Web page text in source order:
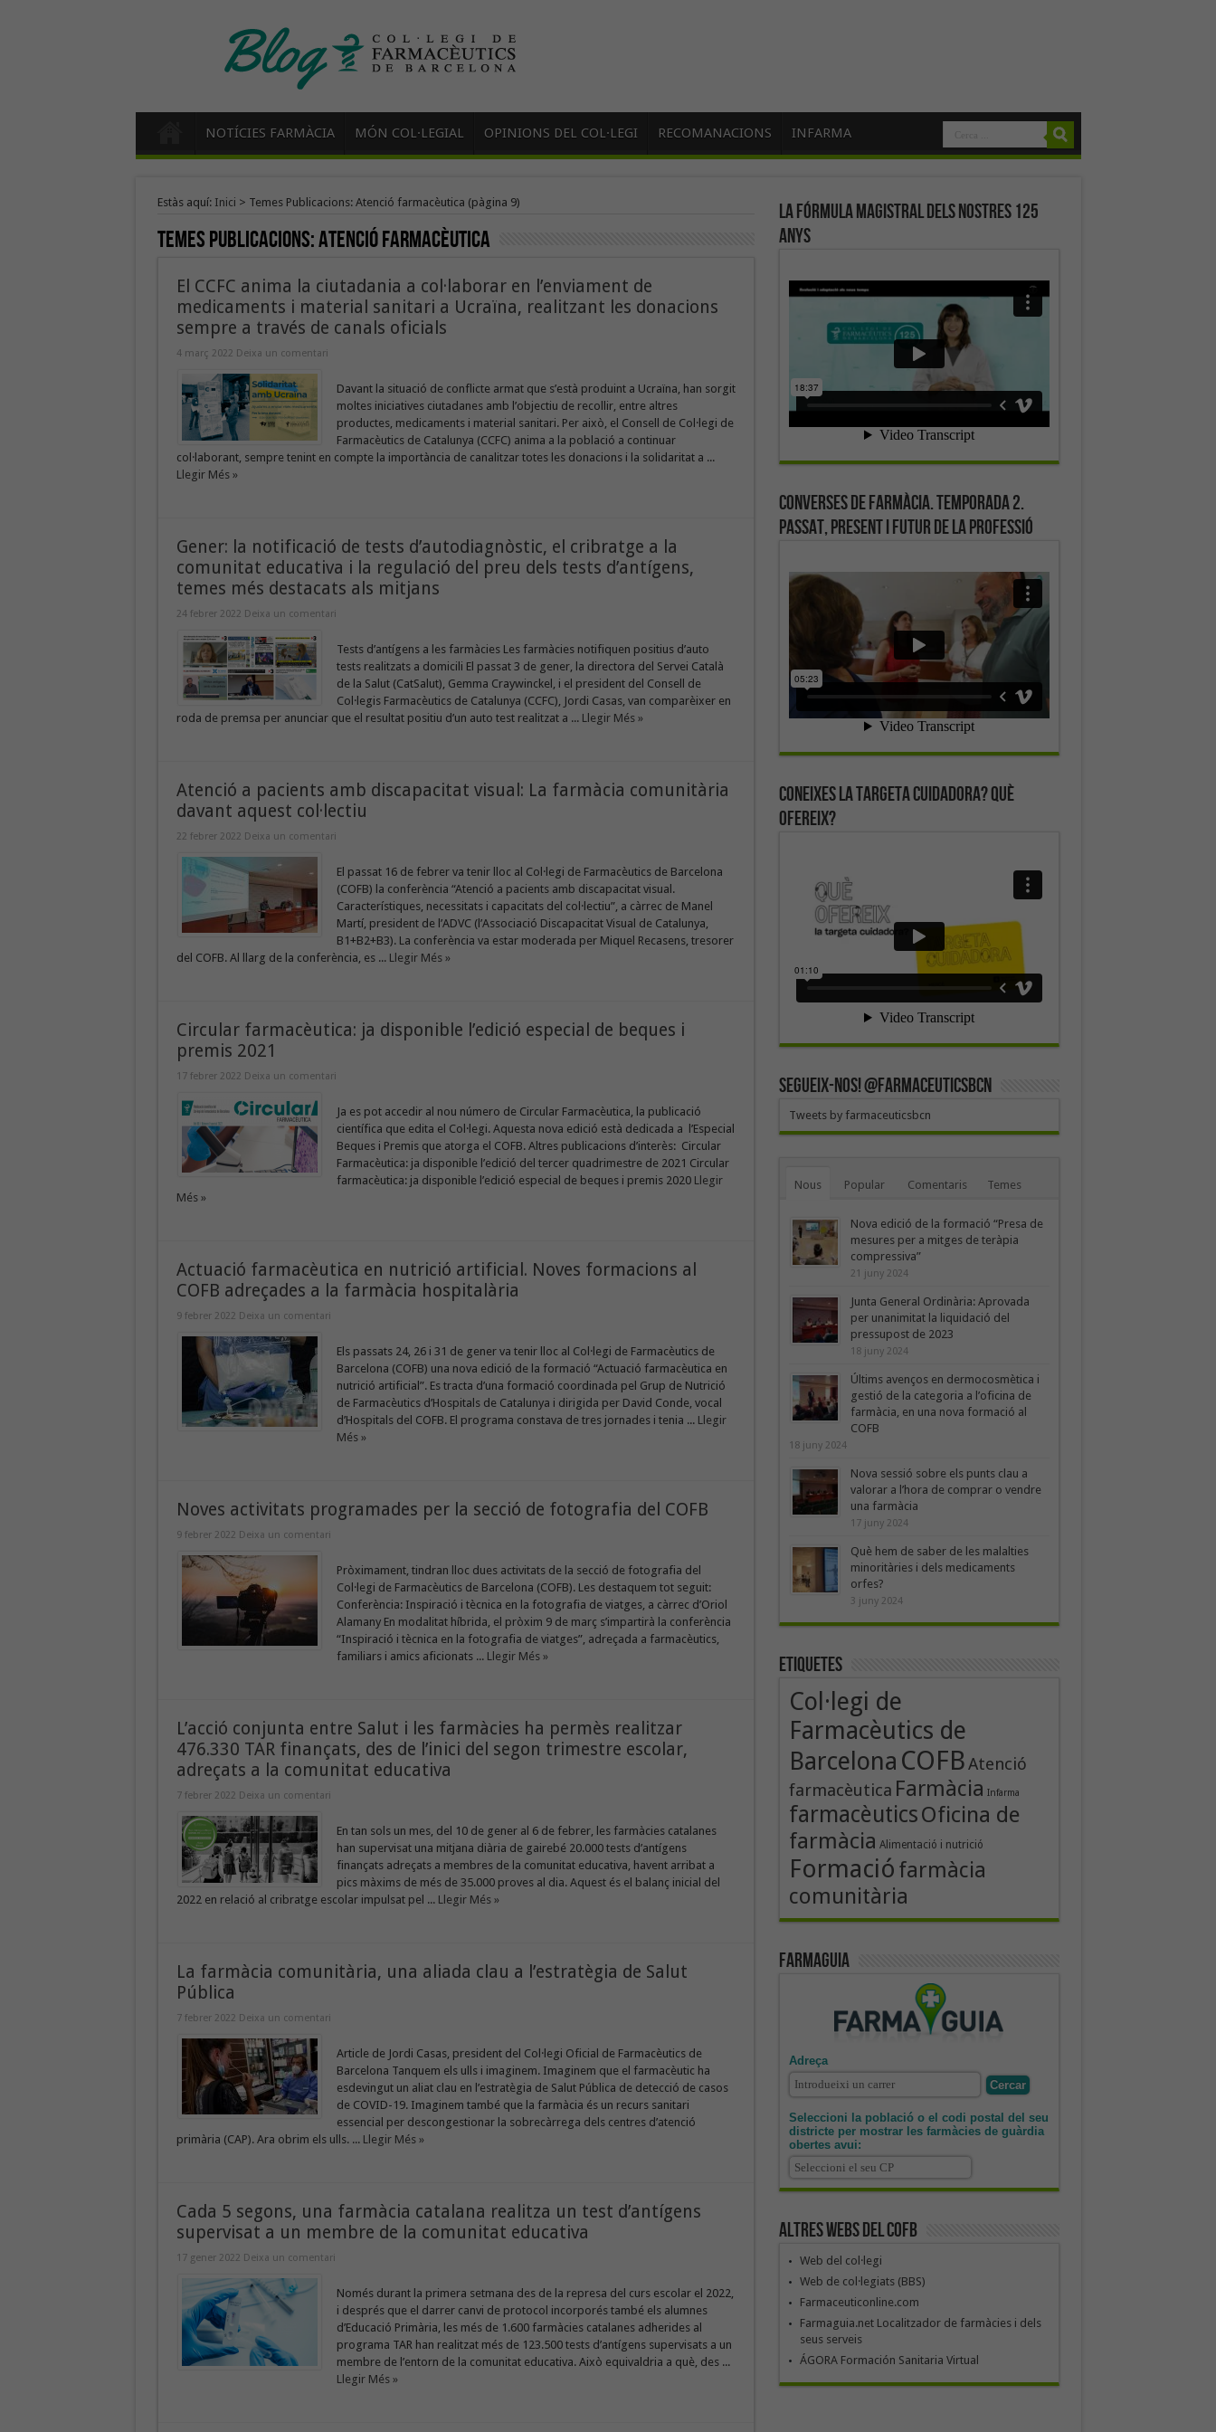
NOTÍCIES FARMÀCIA MÓN COL·LEGIAL OPINIONS DEL COL·LEGI RECOMANACIONS INFARMA
Estàs aquí: Inici > Temes Publicacions: Atenció farmacèutica (pàgina 9)
Temes Publicacions:Atenció farmacèutica
El CCFC anima la ciutadania a col·laborar en l’enviament de
medicaments i material sanitari a Ucraïna, realitzant les donacions
sempre a través de canals oficials
4 març 2022 Deixa un comentari
Davant la situació de conflicte armat que s’està produint a Ucraïna, han sorgit
moltes iniciatives ciutadanes amb l’objectiu de recollir, entre altres
productes, medicaments i material sanitari. Per això, el Consell de Col·legi de
Farmacèutics de Catalunya (CCFC) anima a la població a continuar
col·laborant, sempre tenint en compte la importància de canalitzar totes les donacions i la solidaritat a ...
Llegir Més »
Gener: la notificació de tests d’autodiagnòstic, el cribratge a la
comunitat educativa i la regulació del preu dels tests d’antígens,
temes més destacats als mitjans
24 febrer 2022 Deixa un comentari
Tests d’antígens a les farmàcies Les farmàcies notifiquen positius d’auto
tests realitzats a domicili El passat 3 de gener, la directora del Servei Català
de la Salut (CatSalut), Gemma Craywinckel, i el president del Consell de
Col·legis Farmacèutics de Catalunya (CCFC), Jordi Casas, van comparèixer en
roda de premsa per anunciar que el resultat positiu d’un auto test realitzat a ... Llegir Més »
Atenció a pacients amb discapacitat visual: La farmàcia comunitària
davant aquest col·lectiu
22 febrer 2022 Deixa un comentari
El passat 16 de febrer va tenir lloc al Col·legi de Farmacèutics de Barcelona
(COFB) la conferència “Atenció a pacients amb discapacitat visual.
Característiques, necessitats i capacitats del col·lectiu”, a càrrec de Manel
Martí, president de l’ADVC (l’Associació Discapacitat Visual de Catalunya,
B1+B2+B3). La conferència va estar moderada per Miquel Recasens, tresorer
del COFB. Al llarg de la conferència, es ... Llegir Més »
Circular farmacèutica: ja disponible l’edició especial de beques i
premis 2021
17 febrer 2022 Deixa un comentari
Ja es pot accedir al nou número de Circular Farmacèutica, la publicació
científica que edita el Col·legi. Aquesta nova edició està dedicada a l’Especial
Beques i Premis que atorga el COFB. Altres publicacions d’interès: Circular
Farmacèutica: ja disponible l’edició del tercer quadrimestre de 2021 Circular
farmacèutica: ja disponible l’edició especial de beques i premis 2020 Llegir
Més »
Actuació farmacèutica en nutrició artificial. Noves formacions al
COFB adreçades a la farmàcia hospitalària
9 febrer 2022 Deixa un comentari
Els passats 24, 26 i 31 de gener va tenir lloc al Col·legi de Farmacèutics de
Barcelona (COFB) una nova edició de la formació “Actuació farmacèutica en
nutrició artificial”. Es tracta d’una formació coordinada pel Grup de Nutrició
de Farmacèutics d’Hospitals de Catalunya i dirigida per David Conde, vocal
d’Hospitals del COFB. El programa constava de tres jornades i tenia ... Llegir
Més »
Noves activitats programades per la secció de fotografia del COFB
9 febrer 2022 Deixa un comentari
Pròximament, tindran lloc dues activitats de la secció de fotografia del
Col·legi de Farmacèutics de Barcelona (COFB). Les destaquem tot seguit:
Conferència: Inspiració i tècnica en la fotografia de viatges, a càrrec d’Oriol
Alamany En modalitat híbrida, el pròxim 9 de març s’impartirà la conferència
“Inspiració i tècnica en la fotografia de viatges”, adreçada a farmacèutics,
familiars i amics aficionats ... Llegir Més »
L’acció conjunta entre Salut i les farmàcies ha permès realitzar
476.330 TAR finançats, des de l’inici del segon trimestre escolar,
adreçats a la comunitat educativa
7 febrer 2022 Deixa un comentari
En tan sols un mes, del 10 de gener al 6 de febrer, les farmàcies catalanes
han supervisat una mitjana diària de gairebé 20.000 tests d’antígens
finançats adreçats a membres de la comunitat educativa, havent arribat a
pics màxims de més de 35.000 proves al dia. Aquest és el balanç inicial del
2022 en relació al cribratge escolar impulsat pel ... Llegir Més »
La farmàcia comunitària, una aliada clau a l’estratègia de Salut
Pública
7 febrer 2022 Deixa un comentari
Article de Jordi Casas, president del Col·legi Oficial de Farmacèutics de
Barcelona Tanquem els ulls i imaginem. Imaginem que el farmacèutic ha
esdevingut un aliat clau en l’estratègia de Salut Pública de detecció de casos
de COVID-19. Imaginem també que la farmàcia és un recurs sanitari
essencial per descongestionar la sobrecàrrega dels centres d’atenció
primària (CAP). Ara obrim els ulls. ... Llegir Més »
Cada 5 segons, una farmàcia catalana realitza un test d’antígens
supervisat a un membre de la comunitat educativa
17 gener 2022 Deixa un comentari
Només durant la primera setmana des de la represa del curs escolar el 2022,
i després que el darrer canvi de protocol incorporés també els alumnes
d’Educació Primària, les més de 1.600 farmàcies catalanes adherides al
programa TAR han realitzat més de 123.500 tests d’antígens supervisats a un
membre de l’entorn de la comunitat educativa. Això equivaldria a què, des ...
Llegir Més »
La fórmula magistral dels nostres 125
anys
Converses de farmàcia. Temporada 2.
Passat, present i futur de la professió
Coneixes la targeta cuidadora? Què
ofereix?
SEGUEIX-NOS! @farmaceuticsbcn
Tweets by farmaceuticsbcn
Nous Popular Comentaris Temes
Nova edició de la formació “Presa de
mesures per a mitges de teràpia
compressiva”
21 juny 2024
Junta General Ordinària: Aprovada
per unanimitat la liquidació del
pressupost de 2023
18 juny 2024
Últims avenços en dermocosmètica i
gestió de la categoria a l’oficina de
farmàcia, en una nova formació al
COFB
18 juny 2024
Nova sessió sobre els punts clau a
valorar a l’hora de comprar o vendre
una farmàcia
17 juny 2024
Què hem de saber de les malalties
minoritàries i dels medicaments
orfes?
3 juny 2024
Etiquetes
Col·legi de
Farmacèutics de
Barcelona COFBAtenció
farmacèutica Farmàcia Infarma
farmacèuticsOficina de
farmàcia Alimentació i nutrició
Formació farmàcia
comunitària
Farmaguia
Adreça
Seleccioni la població o el codi postal del seu
districte per mostrar les farmàcies de guàrdia
obertes avui:
Altres webs del COFB
Web del col·legi
Web de col·legiats (BBS)
Farmaceuticonline.com
Farmaguia.net Localitzador de farmàcies i dels
seus serveis
ÁGORA Formación Sanitaria Virtual